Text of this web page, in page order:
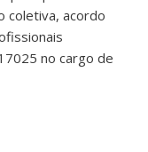
coletiva, acordo
no cargo de